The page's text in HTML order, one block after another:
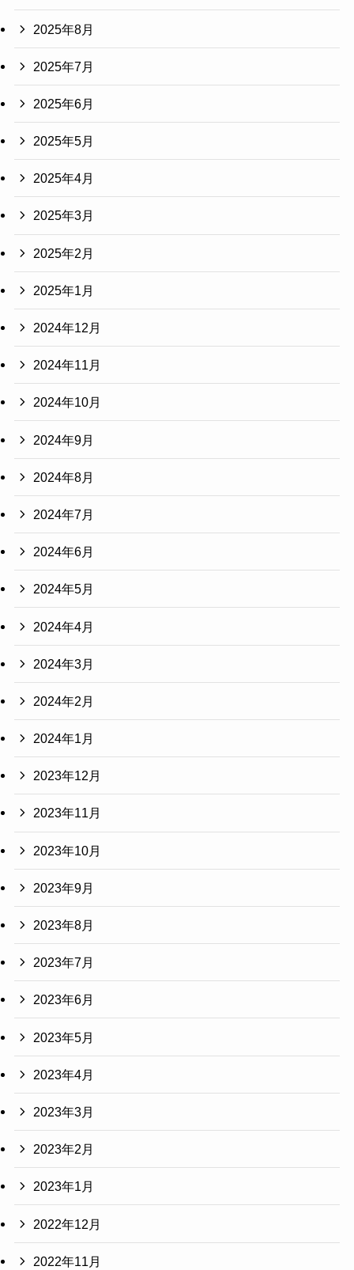
2025年8月
2025年7月
2025年6月
2025年5月
2025年4月
2025年3月
2025年2月
2025年1月
2024年12月
2024年11月
2024年10月
2024年9月
2024年8月
2024年7月
2024年6月
2024年5月
2024年4月
2024年3月
2024年2月
2024年1月
2023年12月
2023年11月
2023年10月
2023年9月
2023年8月
2023年7月
2023年6月
2023年5月
2023年4月
2023年3月
2023年2月
2023年1月
2022年12月
2022年11月